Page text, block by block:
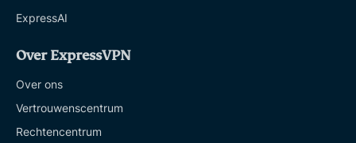
ExpressAI
Over ExpressVPN
Over ons
Vertrouwenscentrum
Rechtencentrum